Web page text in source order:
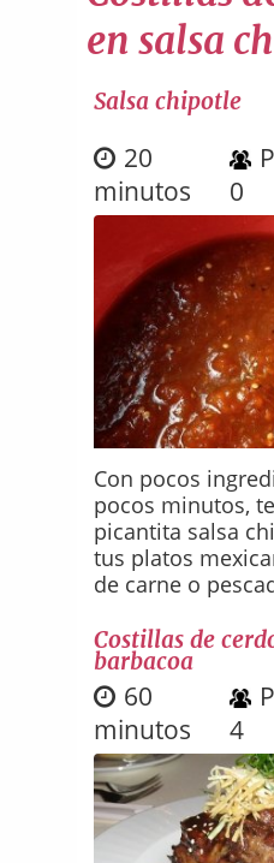
en salsa
Salsa chipotle
20
minutos
0
Con pocos
pocos minutos,
picantita salsa
tus platos
de carne o
Costillas de
barbacoa
60
minutos
4